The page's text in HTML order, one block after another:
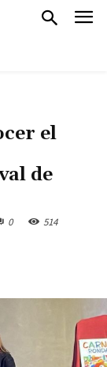
el
de
0 514